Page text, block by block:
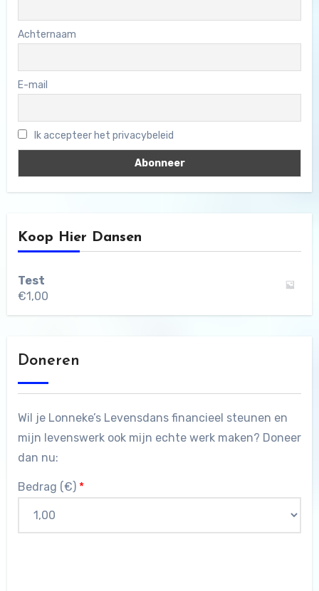
Achternaam
E-mail
Ik accepteer het privacybeleid
Koop Hier Dansen
Test
€1,00
Doneren
Wil je Lonneke’s Levensdans financieel steunen en
mijn levenswerk ook mijn echte werk maken? Doneer
dan nu:
Bedrag (€) *